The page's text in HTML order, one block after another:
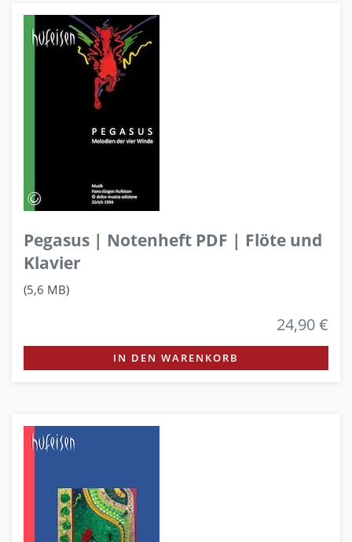
Pegasus | Notenheft PDF | Flöte und
Klavier
(5,6 MB)
24,90 €
IN DEN WARENKORB